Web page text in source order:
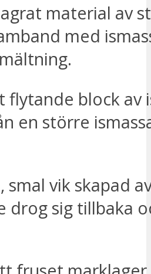
material av
med
flytande block av
en större
smal vik skapad
drog sig tillbaka